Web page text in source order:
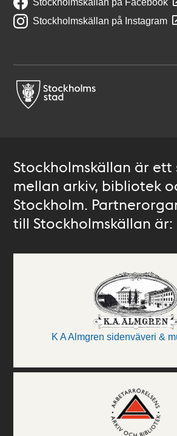
Stockholmskällan på Facebook
Stockholmskällan på Instagram
Stockholmskällan är
mellan arkiv, bibliotek
Stockholm.
till Stockholmskällan är:
K A Almgren sidenväveri &